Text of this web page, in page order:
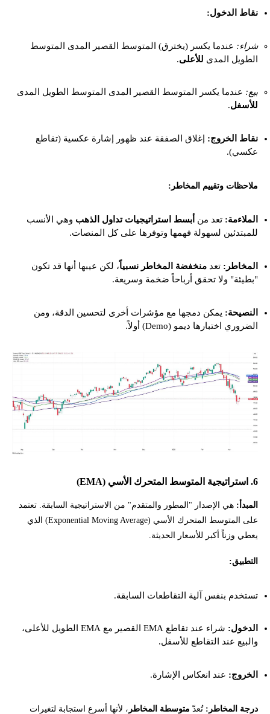
نقاط الدخول:
شراء: عندما يكسر (يخترق) المتوسط القصير المدى المتوسط
الطويل المدى للأعلى.
بيع: عندما يكسر المتوسط القصير المدى المتوسط الطويل المدى
للأسفل.
نقاط الخروج: إغلاق الصفقة عند ظهور إشارة عكسية (تقاطع
عكسي).
ملاحظات وتقييم المخاطر:
الملاءمة: تعد من أبسط استراتيجيات تداول الذهب وهي الأنسب
للمبتدئين لسهولة فهمها وتوفرها على كل المنصات.
المخاطر: تعد منخفضة المخاطر نسبياً، لكن عيبها أنها قد تكون
"بطيئة" ولا تحقق أرباحاً ضخمة وسريعة.
النصيحة: يمكن دمجها مع مؤشرات أخرى لتحسين الدقة، ومن
الضروري اختبارها ديمو (Demo) أولاً.
6. استراتيجية المتوسط المتحرك الأسي (EMA)
المبدأ: هي الإصدار "المطور والمتقدم" من الاستراتيجية السابقة. تعتمد
على المتوسط المتحرك الأسي (Exponential Moving Average) الذي
يعطي وزناً أكبر للأسعار الحديثة.
التطبيق:
تستخدم بنفس آلية التقاطعات السابقة.
الدخول:
شراء عند تقاطع EMA القصير مع EMA الطويل للأعلى،
والبيع عند التقاطع للأسفل.
الخروج: عند انعكاس الإشارة.
درجة المخاطر: تُعدّ متوسطة المخاطر ، لأنها أسرع استجابة لتغيرات